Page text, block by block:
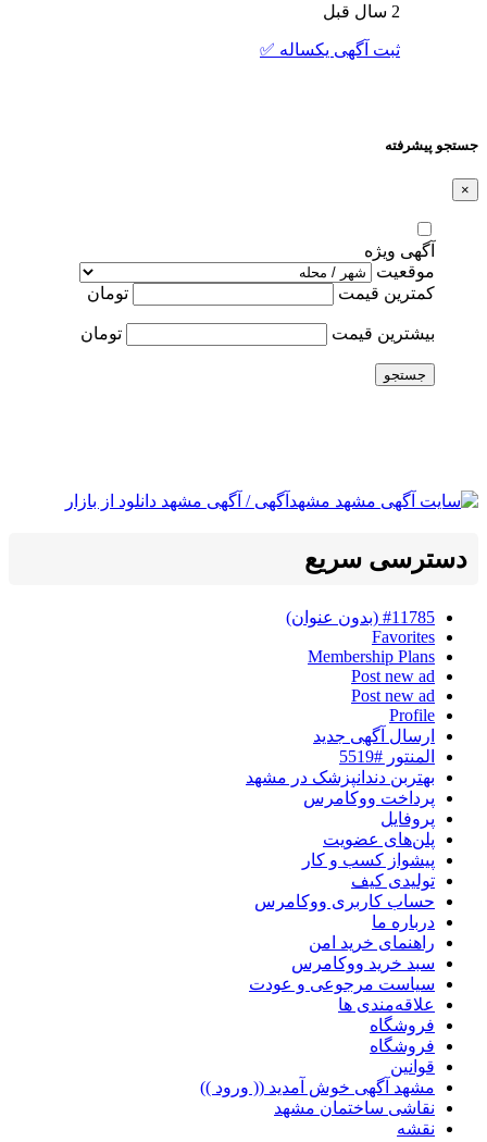
2 سال قبل
ثبت آگهی یکساله ✅
جستجو پیشرفته
×
آگهی ویژه
موقعیت
کمترین قیمت
تومان
بیشترین قیمت تومان
جستجو
دسترسی سریع
#11785 (بدون عنوان)
Favorites
Membership Plans
Post new ad
Post new ad
Profile
ارسال آگهی جدید
المنتور #5519
بهتربن دندانپزشک در مشهد
پرداخت ووکامرس
پروفایل
پلن‌های عضویت
پیشواز کسب و کار
تولیدی کیف
حساب کاربری ووکامرس
درباره ما
راهنمای خرید امن
سبد خرید ووکامرس
سیاست مرجوعی و عودت
علاقه‌مندی ها
فروشگاه
فروشگاه
قوانین
مشهد آگهی خوش آمدید (( ورود ))
نقاشی ساختمان مشهد
نقشه